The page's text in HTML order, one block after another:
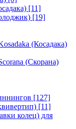
[11]
[19]
(Косадака)
(Скорана)
[127]
[11]
колец) для